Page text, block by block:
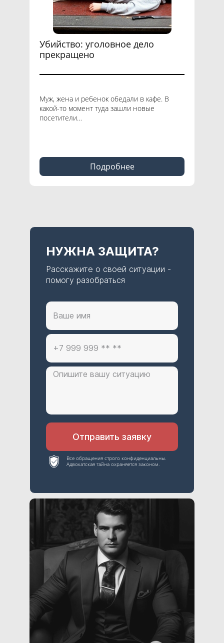
Убийство: уголовное дело
прекращено
Муж, жена и ребенок обедали в кафе. В
какой-то момент туда зашли новые
посетители…
Подробнее
НУЖНА ЗАЩИТА?
Расскажите о своей ситуации -
помогу разобраться
Отправить заявку
Все обращения строго конфиденциальны.
Адвокатская тайна охраняется законом.